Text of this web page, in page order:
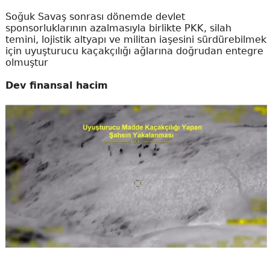
Soğuk Savaş sonrası dönemde devlet
sponsorluklarının azalmasıyla birlikte PKK, silah
temini, lojistik altyapı ve militan iaşesini sürdürebilmek
için uyuşturucu kaçakçılığı ağlarına doğrudan entegre
olmuştur
Dev finansal hacim